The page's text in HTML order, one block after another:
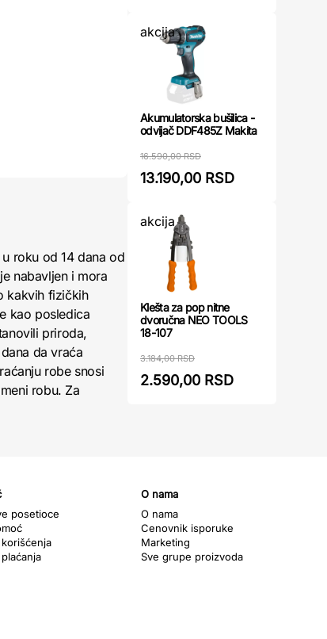
roku od 14 dana od
nabavljen i mora
kakvih fizičkih
kao posledica
priroda,
da vraća
robe snosi
robu. Za
akcija
Akumulatorska bušilica -
odvijač DDF485Z Makita
16.590,00 RSD
13.190,00 RSD
akcija
Klešta za pop nitne
dvoručna NEO TOOLS
18-107
3.184,00 RSD
2.590,00 RSD
posetioce
O nama
O nama
Cenovnik isporuke
Marketing
Sve grupe proizvoda